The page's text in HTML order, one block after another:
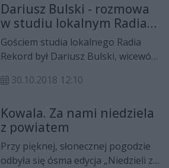
rodzicami, których tematem była
przemoc w rodzinie. Poprowadziła
je Pani Magdalena Gomuła,
psycholog pracująca w Miejskim
Ośrodku Pomocy Społecznej w
Radomiu.
Dariusz Bulski - rozmowa
w studiu lokalnym Radia
Rekord
Gościem studia lokalnego Radia
Rekord był Dariusz Bulski, wicewójt
drugiej turze wyborów
Rozmawiał Dawid Furch.
30.10.2018 12:10
Kowala. Za nami niedziela
z powiatem
Przy pięknej, słonecznej pogodzie
odbyła się ósma edycja „Niedzieli z